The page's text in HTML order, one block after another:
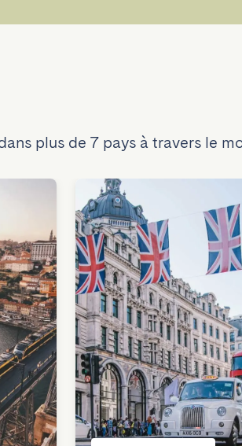
plus de 7 pays à travers le